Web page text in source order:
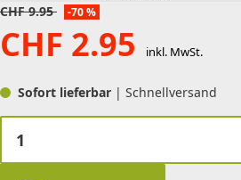
CHF 9.95 -70 %
CHF 2.95 inkl. MwSt.
Sofort lieferbar | Schnellversand